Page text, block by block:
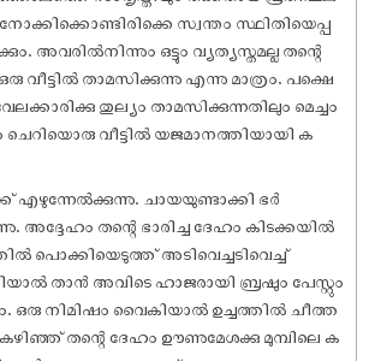
സ്വന്തം സ്ഥിതിയെപ്പ
അവരിൽനിന്നും ഒട്ടും വ്യത്യസ്തമല്ല തന്റെ
വീട്ടിൽ താമസിക്കുന്നു എന്നു മാത്രം. പക്ഷെ
തുല്യം താമസിക്കുന്നതിലും മെച്ചം
ചെറിയൊരു വീട്ടിൽ യജമാനത്തിയായി ക
എഴുന്നേൽക്കുന്നു. ചായയുണ്ടാക്കി ഭർ
അദ്ദേഹം തന്റെ ഭാരിച്ച ദേഹം കിടക്കയിൽ
പൊക്കിയെടുത്ത് അടിവെച്ചടിവെച്ച്
താൻ അവിടെ ഹാജരായി ബ്രഷും പേസ്റ്റും
നിമിഷം വൈകിയാൽ ഉച്ചത്തിൽ ചീത്ത
തന്റെ ദേഹം ഊണുമേശക്കു മുമ്പിലെ ക